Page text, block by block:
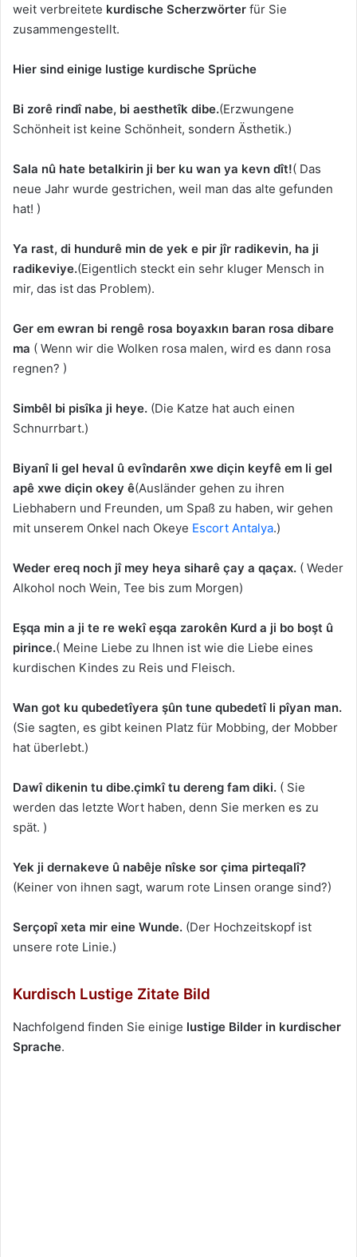
weit verbreitete kurdische Scherzwörter für Sie
zusammengestellt.
Hier sind einige lustige kurdische Sprüche
Bi zorê rindî nabe, bi aesthetîk dibe.(Erzwungene
Schönheit ist keine Schönheit, sondern Ästhetik.)
Sala nû hate betalkirin ji ber ku wan ya kevn dît!( Das
neue Jahr wurde gestrichen, weil man das alte gefunden
hat! )
Ya rast, di hundurê min de yek e pir jîr radikevin, ha ji
radikeviye.(Eigentlich steckt ein sehr kluger Mensch in
mir, das ist das Problem).
Ger em ewran bi rengê rosa boyaxkın baran rosa dibare
ma ( Wenn wir die Wolken rosa malen, wird es dann rosa
regnen? )
Simbêl bi pisîka ji heye. (Die Katze hat auch einen
Schnurrbart.)
Biyanî li gel heval û evîndarên xwe diçin keyfê em li gel
apê xwe diçin okey ê(Ausländer gehen zu ihren
Liebhabern und Freunden, um Spaß zu haben, wir gehen
mit unserem Onkel nach Okeye Escort Antalya.)
Weder ereq noch jî mey heya siharê çay a qaçax. ( Weder
Alkohol noch Wein, Tee bis zum Morgen)
Eşqa min a ji te re wekî eşqa zarokên Kurd a ji bo boşt û
pirince.( Meine Liebe zu Ihnen ist wie die Liebe eines
kurdischen Kindes zu Reis und Fleisch.
Wan got ku qubedetîyera şûn tune qubedetî li pîyan man.
(Sie sagten, es gibt keinen Platz für Mobbing, der Mobber
hat überlebt.)
Dawî dikenin tu dibe.çimkî tu dereng fam diki. ( Sie
werden das letzte Wort haben, denn Sie merken es zu
spät. )
Yek ji dernakeve û nabêje nîske sor çima pirteqalî?
(Keiner von ihnen sagt, warum rote Linsen orange sind?)
Serçopî xeta mir eine Wunde. (Der Hochzeitskopf ist
unsere rote Linie.)
Kurdisch Lustige Zitate Bild
Nachfolgend finden Sie einige lustige Bilder in kurdischer
Sprache.